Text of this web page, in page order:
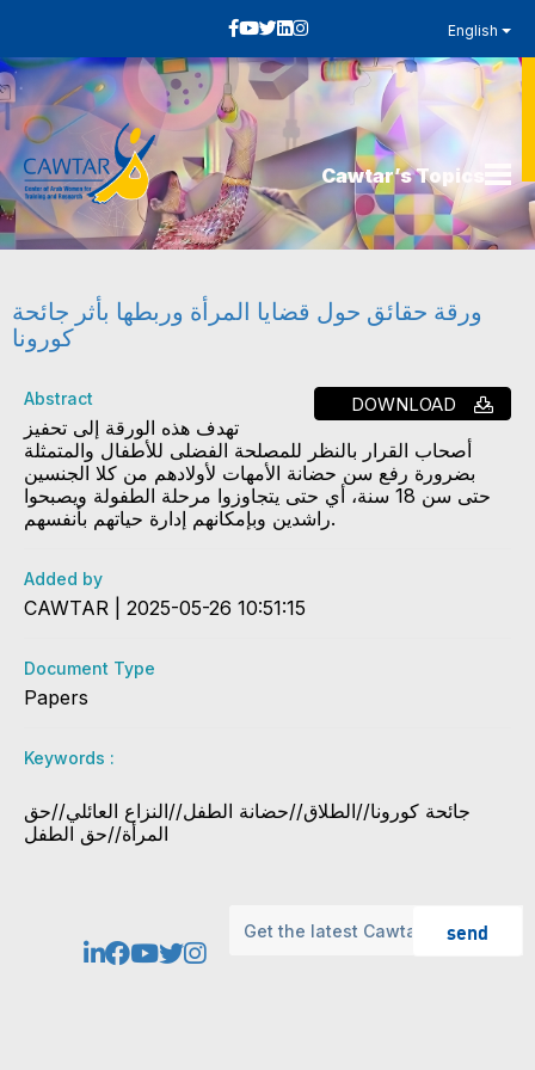
English
Cawtar’s Topics
ورقة حقائق حول قضايا المرأة وربطها بأثر جائحة
كورونا
DOWNLOAD
Abstract
تهدف هذه الورقة إلى تحفيز
أصحاب القرار بالنظر للمصلحة الفضلى للأطفال والمتمثلة
بضرورة رفع سن حضانة الأمهات لأولادهم من كلا الجنسين
حتى سن 18 سنة، أي حتى يتجاوزوا مرحلة الطفولة ويصبحوا
راشدين وبإمكانهم إدارة حياتهم بأنفسهم.
Added by
CAWTAR | 2025-05-26 10:51:15
Document Type
Papers
Keywords :
جائحة كورونا//الطلاق//حضانة الطفل//النزاع العائلي//حق
المرأة//حق الطفل
send